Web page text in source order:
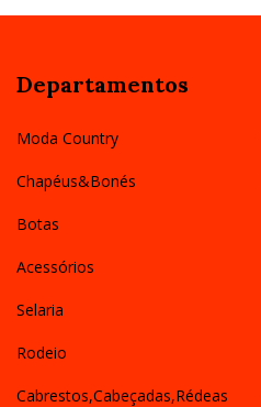
Departamentos
Moda Country
Chapéus&Bonés
Botas
Acessórios
Selaria
Rodeio
Cabrestos,Cabeçadas,Rédeas